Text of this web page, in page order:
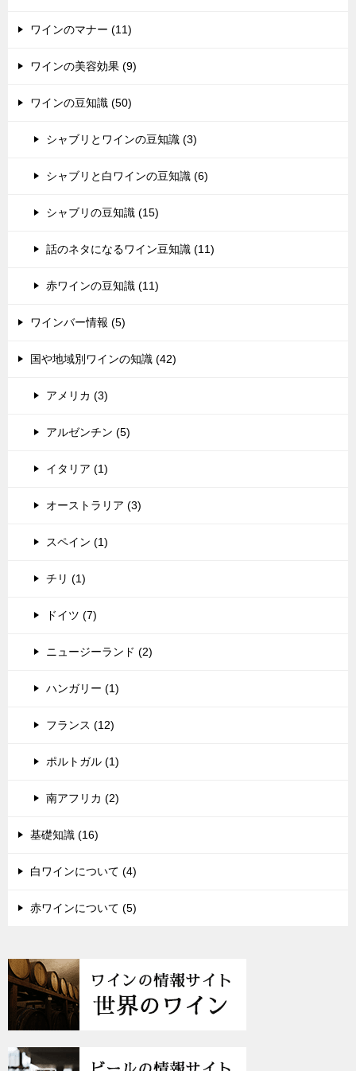
ワインのマナー (11)
ワインの美容効果 (9)
ワインの豆知識 (50)
シャブリとワインの豆知識 (3)
シャブリと白ワインの豆知識 (6)
シャブリの豆知識 (15)
話のネタになるワイン豆知識 (11)
赤ワインの豆知識 (11)
ワインバー情報 (5)
国や地域別ワインの知識 (42)
アメリカ (3)
アルゼンチン (5)
イタリア (1)
オーストラリア (3)
スペイン (1)
チリ (1)
ドイツ (7)
ニュージーランド (2)
ハンガリー (1)
フランス (12)
ポルトガル (1)
南アフリカ (2)
基礎知識 (16)
白ワインについて (4)
赤ワインについて (5)